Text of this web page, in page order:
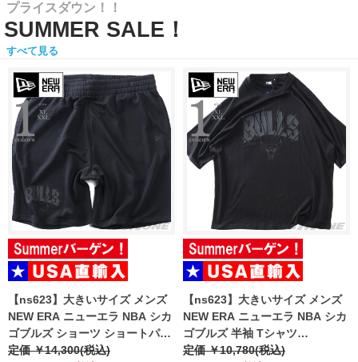
プライスダウン！！
SUMMER SALE！
すべて見る
【ns623】大きいサイズ メンズ
NEW ERA ニューエラ NBA シカ
ゴブルズ ショーツ ショートパン
ツ ハーフパンツ NBA CHICAGO
定価 ￥14,300(税込)
【ns623】大きいサイズ メンズ
NEW ERA ニューエラ NBA シカ
ゴブルズ 半袖 Tシャツ
CHICAGO BULLS NBA BLACK
定価 ￥10,780(税込)